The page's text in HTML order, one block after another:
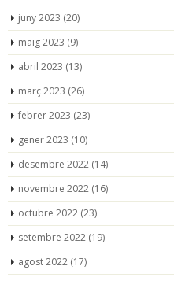
juny 2023 (20)
maig 2023 (9)
abril 2023 (13)
març 2023 (26)
febrer 2023 (23)
gener 2023 (10)
desembre 2022 (14)
novembre 2022 (16)
octubre 2022 (23)
setembre 2022 (19)
agost 2022 (17)